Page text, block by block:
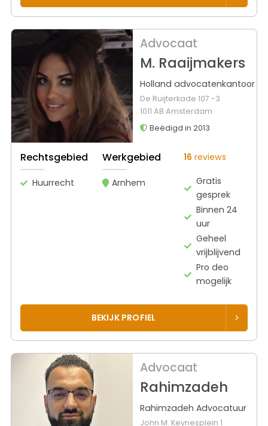
Advocaat
M. Raaijmakers
Holland advocatenkantoor
De Ruijterkade 107 -3
1011 AB Amsterdam
Beëdigd in 2013
Rechtsgebied
Huurrecht
Werkgebied
Arnhem
16 reviews
Gratis
gesprek
Binnen 24
uur
Geheel
vrijblijvend
Pro deo
mogelijk
BEKIJK PROFIEL
Advocaat
Rahimzadeh
Rahimzadeh Advocatuur
John M. Keynesplein 1